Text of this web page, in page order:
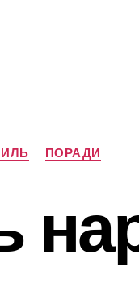
КатегоріїПОРАДИ